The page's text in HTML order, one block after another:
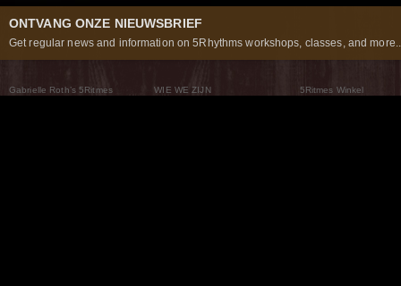
ONTVANG ONZE NIEUWSBRIEF
Get regular news and information on 5Rhythms workshops, classes, and
Gabrielle Roth’s 5Ritmes
WIE WE ZIJN
5Ritmes Winkel